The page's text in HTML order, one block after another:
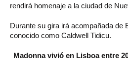
rendirá homenaje a la ciudad de
Durante su gira irá acompañada de
conocido como Caldwell Tidicu.
Madonna vivió en Lisboa entre